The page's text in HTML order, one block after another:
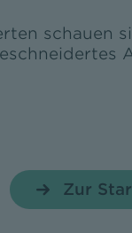
schauen
Zur